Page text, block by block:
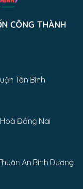
CÔNG THÀNH
Tân Bình
Hoà Đồng Nai
An Bình Dương